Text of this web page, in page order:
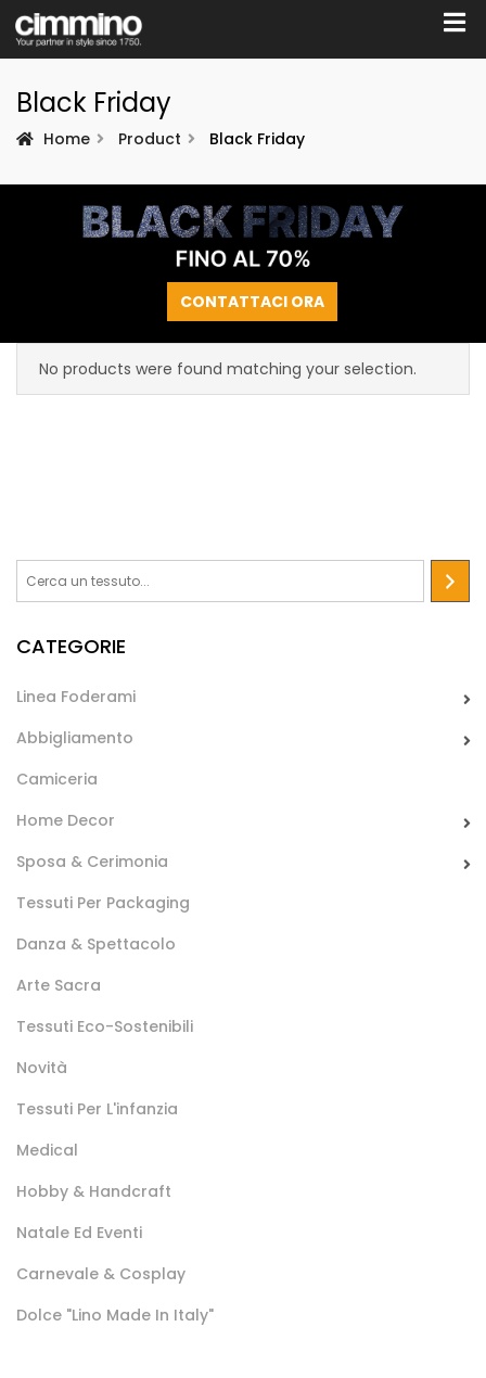
Black Friday
Home Product Black Friday
CONTATTACI ORA
No products were found matching your selection.
CATEGORIE
Linea Foderami
Abbigliamento
Camiceria
Home Decor
Sposa & Cerimonia
Tessuti Per Packaging
Danza & Spettacolo
Arte Sacra
Tessuti Eco-Sostenibili
Novità
Tessuti Per L'infanzia
Medical
Hobby & Handcraft
Natale Ed Eventi
Carnevale & Cosplay
Dolce "lino Made In Italy"